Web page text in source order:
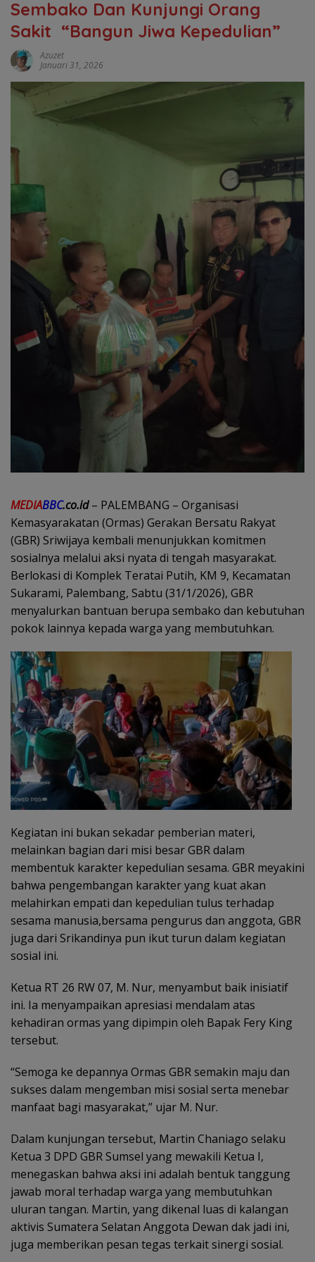
Sembako Dan Kunjungi Orang
Sakit “Bangun Jiwa Kepedulian”
Azuzet
Januari 31, 2026
MEDIABBC.co.id– PALEMBANG – Organisasi
Kemasyarakatan (Ormas) Gerakan Bersatu Rakyat
(GBR) Sriwijaya kembali menunjukkan komitmen
sosialnya melalui aksi nyata di tengah masyarakat.
Berlokasi di Komplek Teratai Putih, KM 9, Kecamatan
Sukarami, Palembang, Sabtu (31/1/2026), GBR
menyalurkan bantuan berupa sembako dan kebutuhan
pokok lainnya kepada warga yang membutuhkan.
Kegiatan ini bukan sekadar pemberian materi,
melainkan bagian dari misi besar GBR dalam
membentuk karakter kepedulian sesama. GBR meyakini
bahwa pengembangan karakter yang kuat akan
melahirkan empati dan kepedulian tulus terhadap
sesama manusia,bersama pengurus dan anggota, GBR
juga dari Srikandinya pun ikut turun dalam kegiatan
sosial ini.
Ketua RT 26 RW 07, M. Nur, menyambut baik inisiatif
ini. Ia menyampaikan apresiasi mendalam atas
kehadiran ormas yang dipimpin oleh Bapak Fery King
tersebut.
“Semoga ke depannya Ormas GBR semakin maju dan
sukses dalam mengemban misi sosial serta menebar
manfaat bagi masyarakat,” ujar M. Nur.
Dalam kunjungan tersebut, Martin Chaniago selaku
Ketua 3 DPD GBR Sumsel yang mewakili Ketua I,
menegaskan bahwa aksi ini adalah bentuk tanggung
jawab moral terhadap warga yang membutuhkan
uluran tangan. Martin, yang dikenal luas di kalangan
aktivis Sumatera Selatan Anggota Dewan dak jadi ini,
juga memberikan pesan tegas terkait sinergi sosial.